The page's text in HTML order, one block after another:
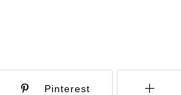
Pinterest